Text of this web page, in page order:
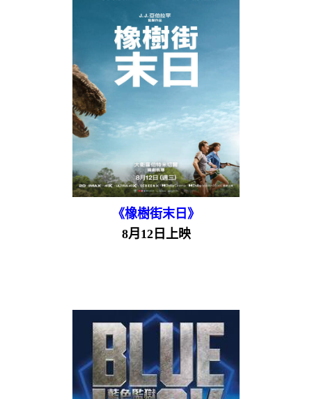
《橡樹街末日》
8月12日上映